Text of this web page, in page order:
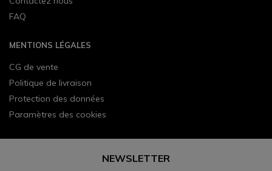
FAQ
MENTIONS LÉGALES
CG de vente
Politique de livraison
Protection des données
Paramètres des cookies
NEWSLETTER